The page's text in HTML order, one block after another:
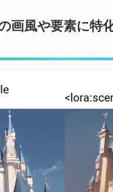
画風や要素に特